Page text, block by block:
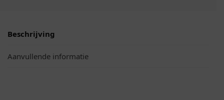
Beschrijving
Aanvullende informatie